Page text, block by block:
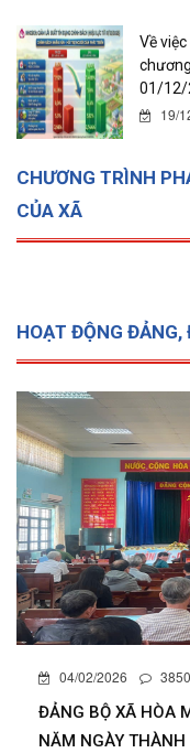
Về
01/12/
19/
CHƯƠNG TRÌNH
CỦA XÃ
HOẠT ĐỘNG ĐẢNG,
04/02/2026 3850
ĐẢNG BỘ XÃ HÒA
NĂM NGÀY